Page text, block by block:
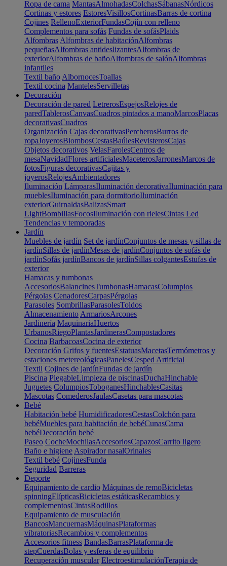
Ropa de cama MantasAlmohadasColchasSábanasNórdicos
Cortinas y estores EstoresVisillosCortinasBarras de cortina
Cojines RellenoExteriorFundasCojín con relleno
Complementos para sofás Fundas de sofásPlaids
Alfombras Alfombras de habitaciónAlfombras
pequeñasAlfombras antideslizantesAlfombras de
exteriorAlfombras de bañoAlfombras de salónAlfombras
infantiles
Textil baño AlbornocesToallas
Textil cocina MantelesServilletas
Decoración
Decoración de pared LetrerosEspejosRelojes de
paredTablerosCanvasCuadros pintados a manoMarcosPlacas
decorativasCuadros
Organización Cajas decorativasPercherosBurros de
ropaJoyerosBiombosCestasBaúlesRevisterosCajas
Objetos decorativos VelasFarolesCentros de
mesaNavidadFlores artificialesMaceterosJarronesMarcos de
fotosFiguras decorativasCajitas y
joyerosRelojesAmbientadores
Iluminación LámparasIluminación decorativaIluminación para
mueblesIluminación para dormitorioIluminación
exteriorGuirnaldasBalizasSmart
LightBombillasFocosIluminación con rielesCintas Led
Tendencias y temporadas
Jardín
Muebles de jardín Set de jardínConjuntos de mesas y sillas de
jardínSillas de jardínMesas de jardínConjuntos de sofás de
jardínSofás jardínBancos de jardínSillas colgantesEstufas de
exterior
Hamacas y tumbonas
AccesoriosBalancinesTumbonasHamacasColumpios
Pérgolas CenadoresCarpasPérgolas
Parasoles SombrillasParasolesToldos
Almacenamiento ArmariosArcones
Jardinería MaquinariaHuertos
UrbanosRiegoPlantasJardinerasCompostadores
Cocina BarbacoasCocina de exterior
Decoración Grifos y fuentesEstatuasMacetasTermómetros y
estaciones metereológicasPanelesCesped Artificial
Textil Cojines de jardínFundas de jardín
Piscina PlegableLimpieza de piscinasDuchaHinchable
Juguetes ColumpiosToboganesHinchablesCasitas
Mascotas ComederosJaulasCasetas para mascotas
Bebé
Habitación bebé HumidificadoresCestasColchón para
bebéMuebles para habitación de bebéCunasCama
bebéDecoración bebé
Paseo CocheMochilasAccesoriosCapazosCarrito ligero
Baño e higiene Aspirador nasalOrinales
Textil bebé CojinesFunda
Seguridad Barreras
Deporte
Equipamiento de cardio Máquinas de remoBicicletas
spinningElípticasBicicletas estáticasRecambios y
complementosCintasRodillos
Equipamiento de musculación
BancosMancuernasMáquinasPlataformas
vibratoriasRecambios y complementos
Accesorios fitness BandasBarrasPlataforma de
stepCuerdasBolas y esferas de equilibrio
Recuperación muscular ElectroestimulaciónTerapia de